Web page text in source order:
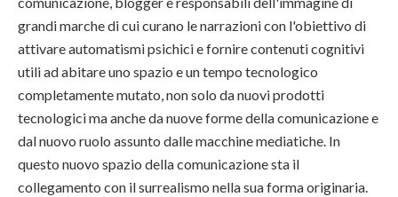
grandi marche di cui curano le narrazioni con l'obiettivo di
attivare automatismi psichici e fornire contenuti cognitivi
utili ad abitare uno spazio e un tempo tecnologico
completamente mutato, non solo da nuovi prodotti
tecnologici ma anche da nuove forme della comunicazione e
dal nuovo ruolo assunto dalle macchine mediatiche. In
questo nuovo spazio della comunicazione sta il
collegamento con il surrealismo nella sua forma originaria.